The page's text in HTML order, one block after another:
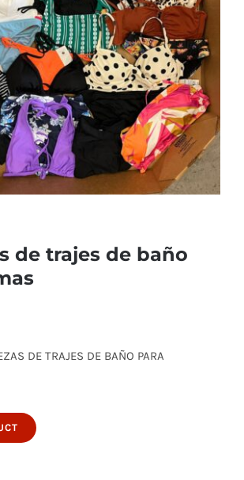
de trajes de baño para damas
de trajes de baño
DE TRAJES DE BAÑO PARA